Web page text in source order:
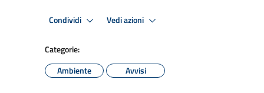
Condividi Vedi azioni
Categorie:
Ambiente
Avvisi